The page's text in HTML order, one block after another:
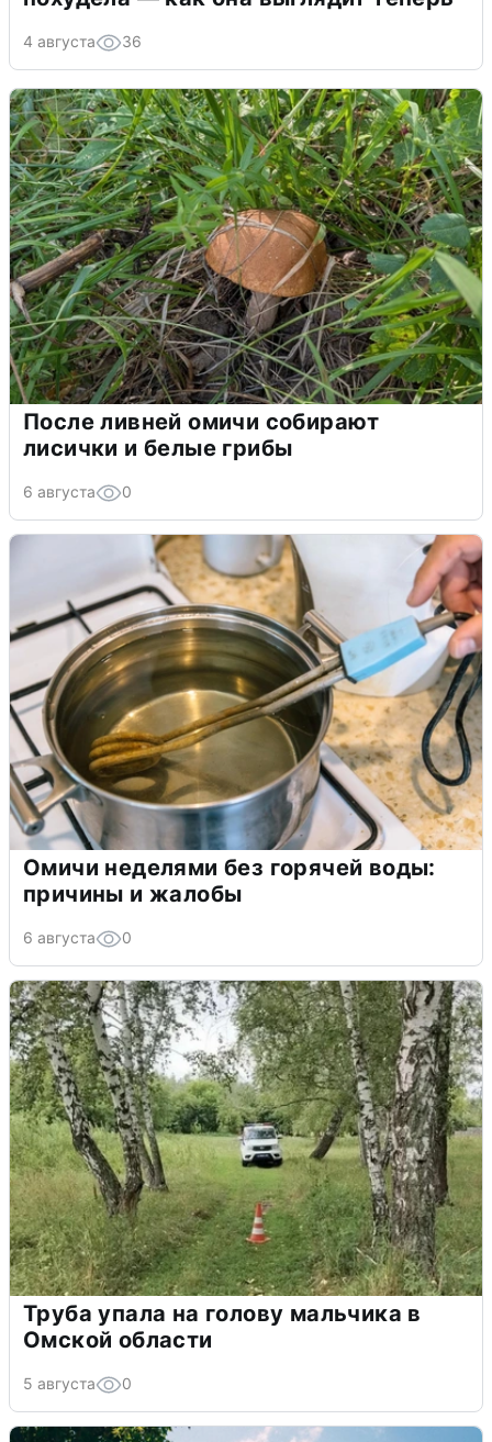
4 августа 36
После ливней омичи собирают
лисички и белые грибы
6 августа 0
Омичи неделями без горячей воды:
причины и жалобы
6 августа 0
Труба упала на голову мальчика в
Омской области
5 августа 0